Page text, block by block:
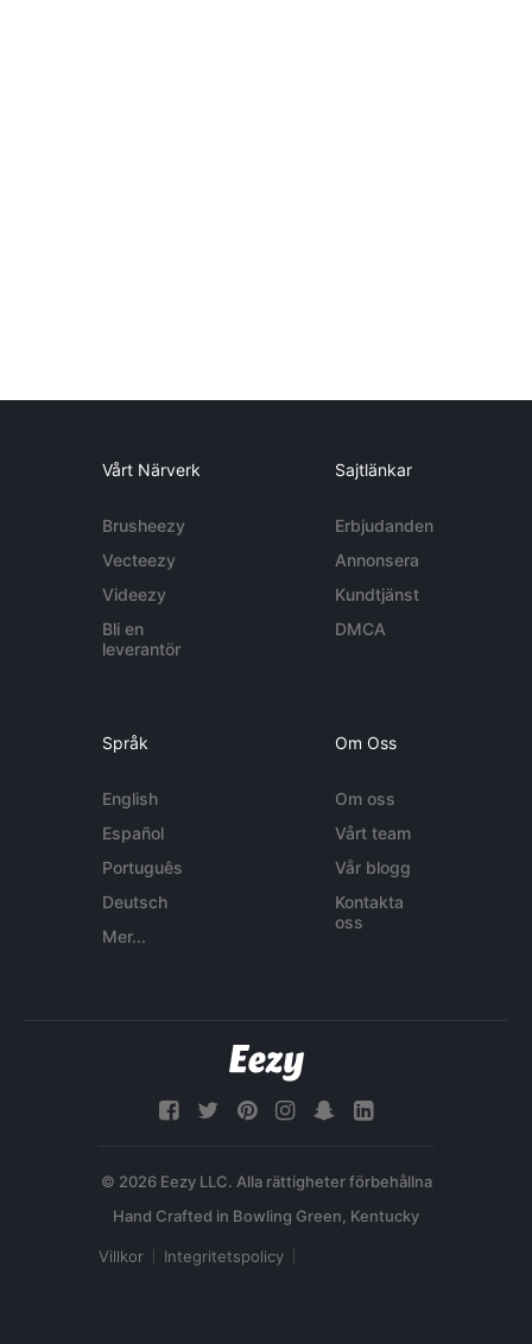
Vårt Närverk
Brusheezy
Vecteezy
Videezy
Bli en
leverantör
Sajtlänkar
Erbjudanden
Annonsera
Kundtjänst
DMCA
Språk
English
Español
Português
Deutsch
Mer...
Om Oss
Om oss
Vårt team
Vår blogg
Kontakta
oss
© 2026 Eezy LLC. Alla rättigheter förbehållna
Villkor Integritetspolicy